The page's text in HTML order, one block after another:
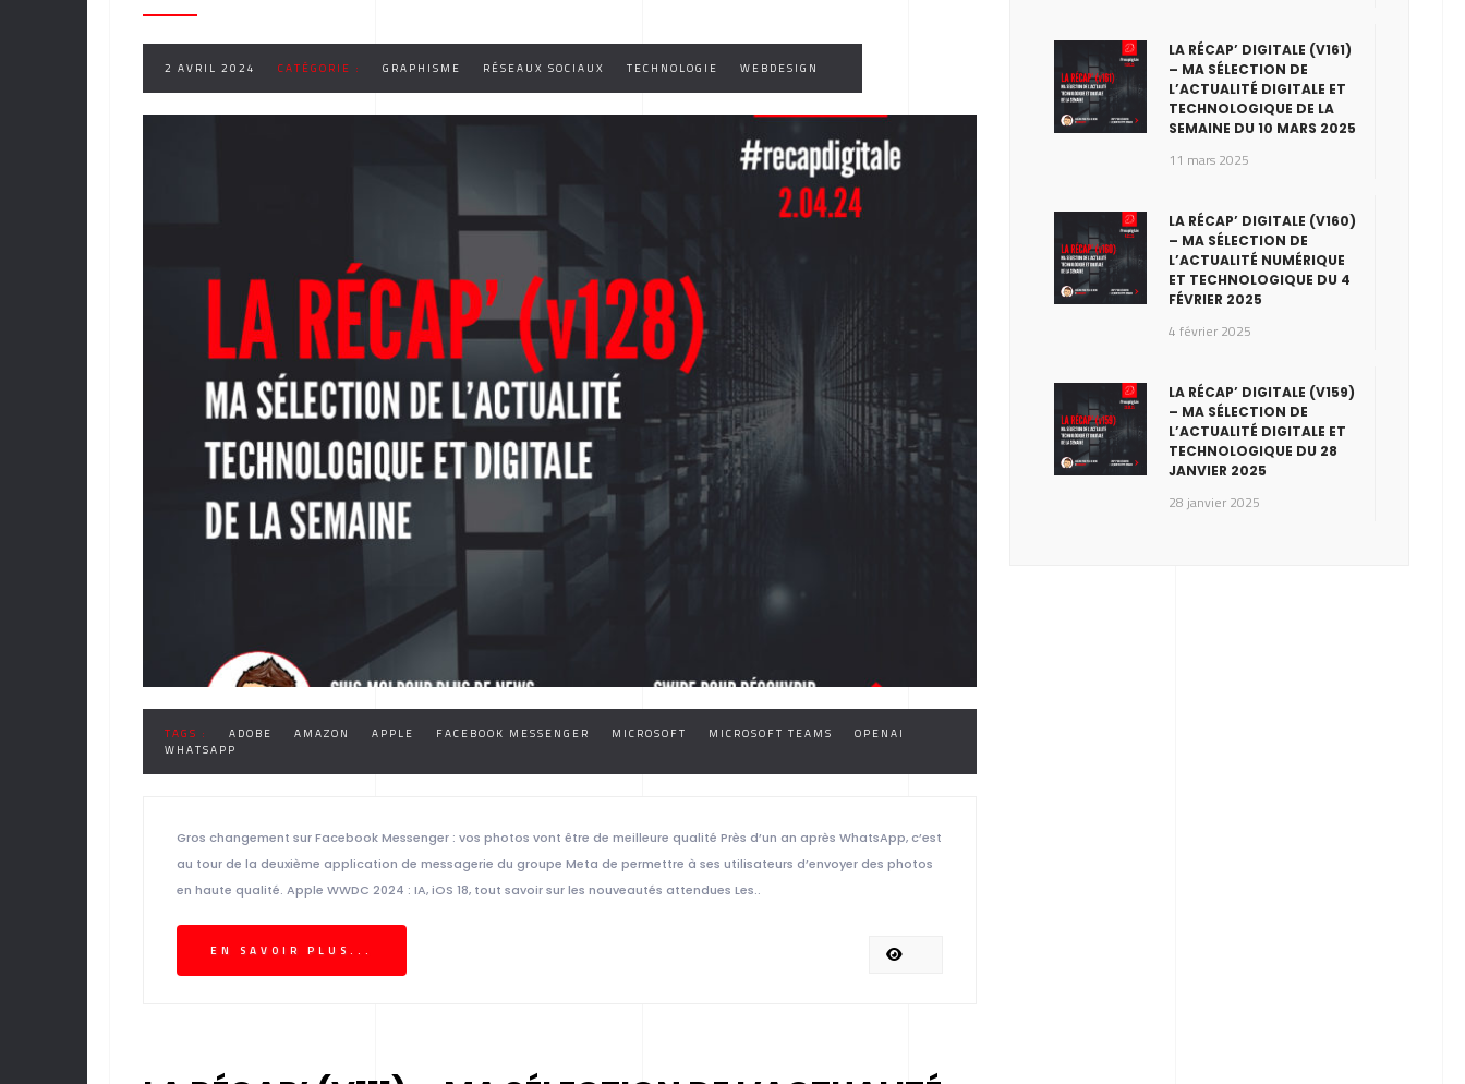
2 AVRIL 2024 CATÉGORIE : GRAPHISME RÉSEAUX SOCIAUX TECHNOLOGIE WEBDESIGN
TAGS : ADOBE AMAZON APPLE FACEBOOK MESSENGER MICROSOFT MICROSOFT TEAMS
OPENAI
WHATSAPP
Gros changement sur Facebook Messenger : vos photos vont être de meilleure qualité Près d’un an après WhatsApp, c’est
au tour de la deuxième application de messagerie du groupe Meta de permettre à ses utilisateurs d’envoyer des photos
en haute qualité. Apple WWDC 2024 : IA, iOS 18, tout savoir sur les nouveautés attendues Les..
EN SAVOIR PLUS...
LA RÉCAP’ DIGITALE (V161)
– MA SÉLECTION DE
L’ACTUALITÉ DIGITALE ET
TECHNOLOGIQUE DE LA
SEMAINE DU 10 MARS 2025
11 mars 2025
LA RÉCAP’ DIGITALE (V160)
– MA SÉLECTION DE
L’ACTUALITÉ NUMÉRIQUE
ET TECHNOLOGIQUE DU 4
FÉVRIER 2025
4 février 2025
LA RÉCAP’ DIGITALE (V159)
– MA SÉLECTION DE
L’ACTUALITÉ DIGITALE ET
TECHNOLOGIQUE DU 28
JANVIER 2025
28 janvier 2025